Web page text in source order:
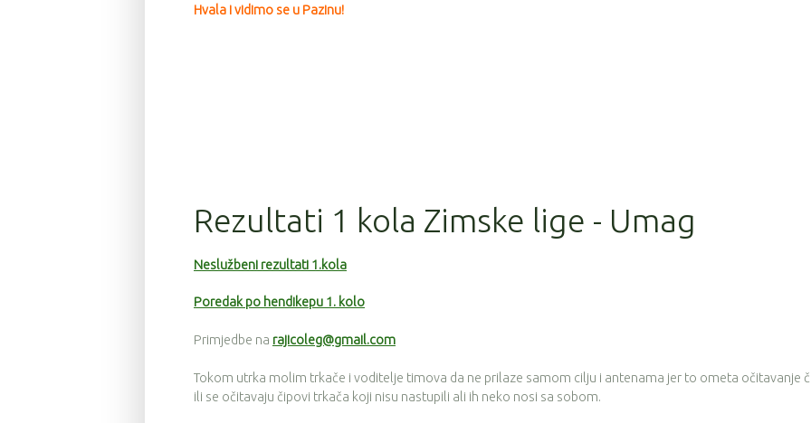
Hvala i vidimo se u Pazinu!
Rezultati 1 kola Zimske lige - Umag
Neslužbeni rezultati 1.kola
Poredak po hendikepu 1. kolo
Primjedbe na rajicoleg@gmail.com
Tokom utrka molim trkače i voditelje timova da ne prilaze samom cilju i antenama jer to ometa očitavanje
ili se očitavaju čipovi trkača koji nisu nastupili ali ih neko nosi sa sobom.